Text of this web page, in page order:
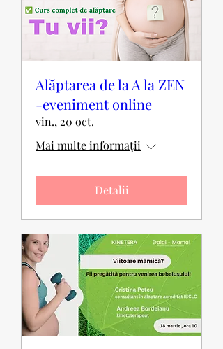
Alăptarea de la A la ZEN
-eveniment online
vin., 20 oct.
Mai multe informații
Detalii